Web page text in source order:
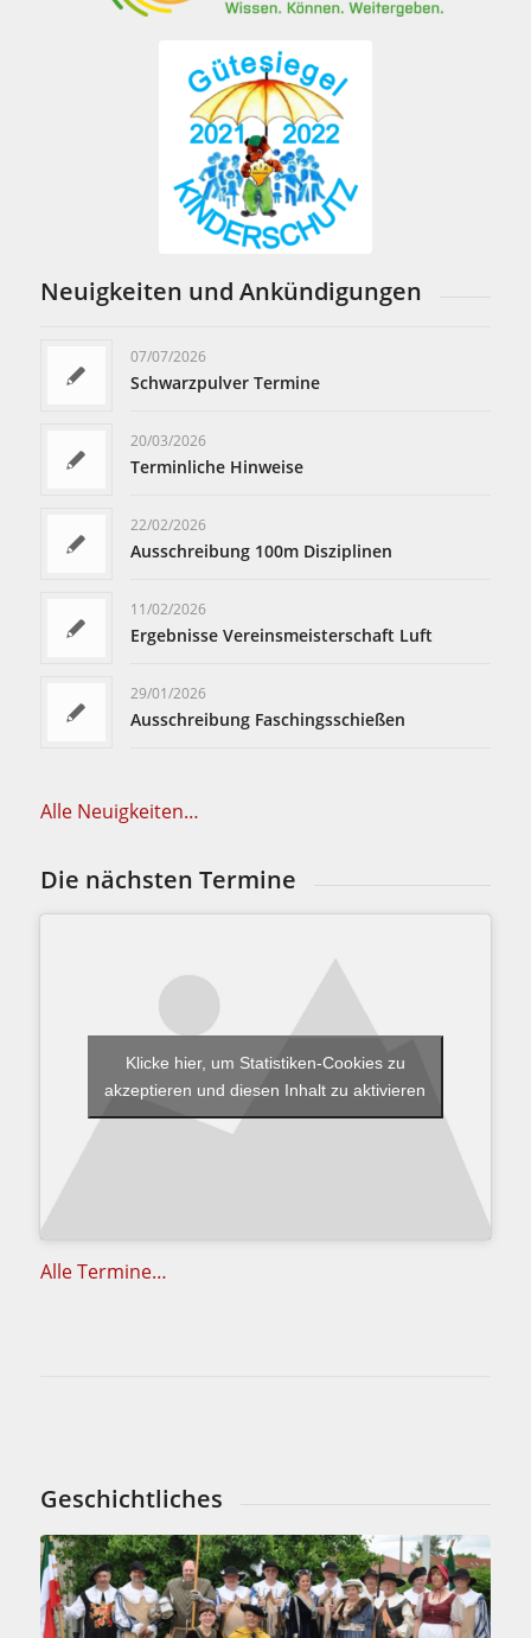
Neuigkeiten und Ankündigungen
07/07/2026
Schwarzpulver Termine
20/03/2026
Terminliche Hinweise
22/02/2026
Ausschreibung 100m Disziplinen
11/02/2026
Ergebnisse Vereinsmeisterschaft Luft
29/01/2026
Ausschreibung Faschingsschießen
Alle Neuigkeiten…
Die nächsten Termine
Klicke hier, um Statistiken-Cookies zu
akzeptieren und diesen Inhalt zu aktivieren
Alle Termine…
Geschichtliches